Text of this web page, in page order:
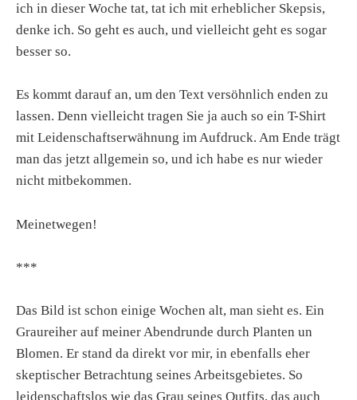
ich in dieser Woche tat, tat ich mit erheblicher Skepsis,
denke ich. So geht es auch, und vielleicht geht es sogar
besser so.
Es kommt darauf an, um den Text versöhnlich enden zu
lassen. Denn vielleicht tragen Sie ja auch so ein T-Shirt
mit Leidenschaftserwähnung im Aufdruck. Am Ende trägt
man das jetzt allgemein so, und ich habe es nur wieder
nicht mitbekommen.
Meinetwegen!
***
Das Bild ist schon einige Wochen alt, man sieht es. Ein
Graureiher auf meiner Abendrunde durch Planten un
Blomen. Er stand da direkt vor mir, in ebenfalls eher
skeptischer Betrachtung seines Arbeitsgebietes. So
leidenschaftslos wie das Grau seines Outfits, das auch